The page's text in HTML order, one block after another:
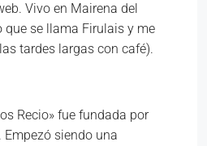
Vivo en Mairena del
que se llama Firulais y me
tardes largas con café).
Recio» fue fundada por
siendo una